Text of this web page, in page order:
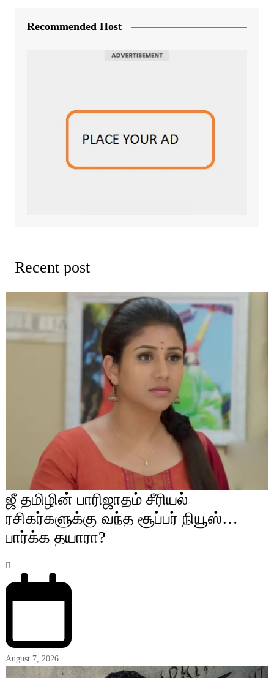
Recommended Host
Recent post
ஜீ தமிழின் பாரிஜாதம் சீரியல்
ரசிகர்களுக்கு வந்த சூப்பர் நியூஸ்…
பார்க்க தயாரா?
August 7, 2026